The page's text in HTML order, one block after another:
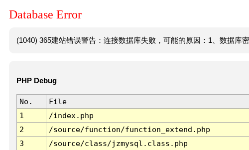
Database Error
(1040) 365建站错误警告：连接数据库失败，可能的原因：1、数据库
PHP Debug
No. File
1
/index.php
2
/source/function/function_extend.php
3
/source/class/jzmysql.class.php